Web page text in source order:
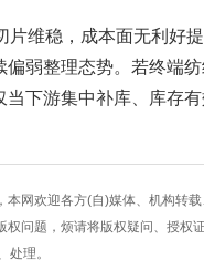
片维稳，成本面无利好
弱整理态势。若终端
下游集中补库、库存
本网欢迎各方(自)媒体、机构转
问题，烦请将版权疑问、授权
处理。